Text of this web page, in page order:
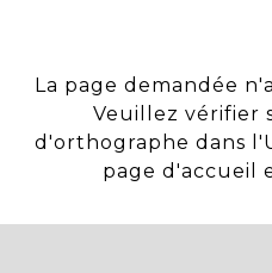
La page demandée
Veuillez vérifier
d'orthographe dans
page d'accueil